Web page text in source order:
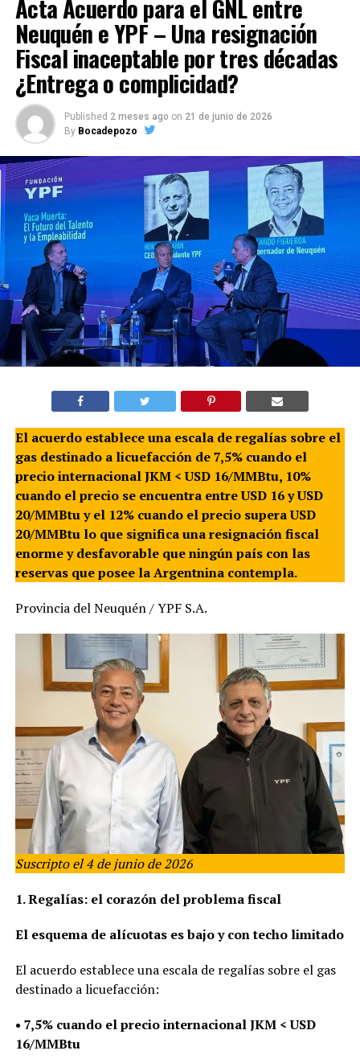
Acta Acuerdo para el GNL entre
Neuquén e YPF – Una resignación
Fiscal inaceptable por tres décadas
¿Entrega o complicidad?
Published 2 meses ago on 21 de junio de 2026
By Bocadepozo
El acuerdo establece una escala de regalías sobre el
gas destinado a licuefacción de 7,5% cuando el
precio internacional JKM < USD 16/MMBtu, 10%
cuando el precio se encuentra entre USD 16 y USD
20/MMBtu y el 12% cuando el precio supera USD
20/MMBtu lo que significa una resignación fiscal
enorme y desfavorable que ningún país con las
reservas que posee la Argentnina contempla.
Provincia del Neuquén / YPF S.A.
Suscripto el 4 de junio de 2026
1. Regalías: el corazón del problema fiscal
El esquema de alícuotas es bajo y con techo limitado
El acuerdo establece una escala de regalías sobre el gas
destinado a licuefacción:
• 7,5% cuando el precio internacional JKM < USD
16/MMBtu